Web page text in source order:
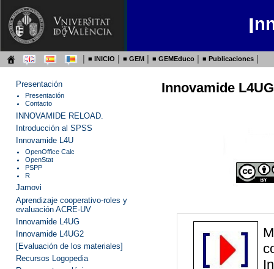
I
│ ■ INICIO │ ■ GEM │ ■ GEMEduco │ ■ Publicaciones
Presentación
Presentación
Contacto
INNOVAMIDE RELOAD.
Introducción al SPSS
Innovamide L4U
OpenOffice Calc
OpenStat
PSPP
R
Jamovi
Aprendizaje cooperativo-roles y
evaluación ACRE-UV
Innovamide L4UG
Innovamide L4UG2
[Evaluación de los materiales]
Recursos Logopedia
Innovamide